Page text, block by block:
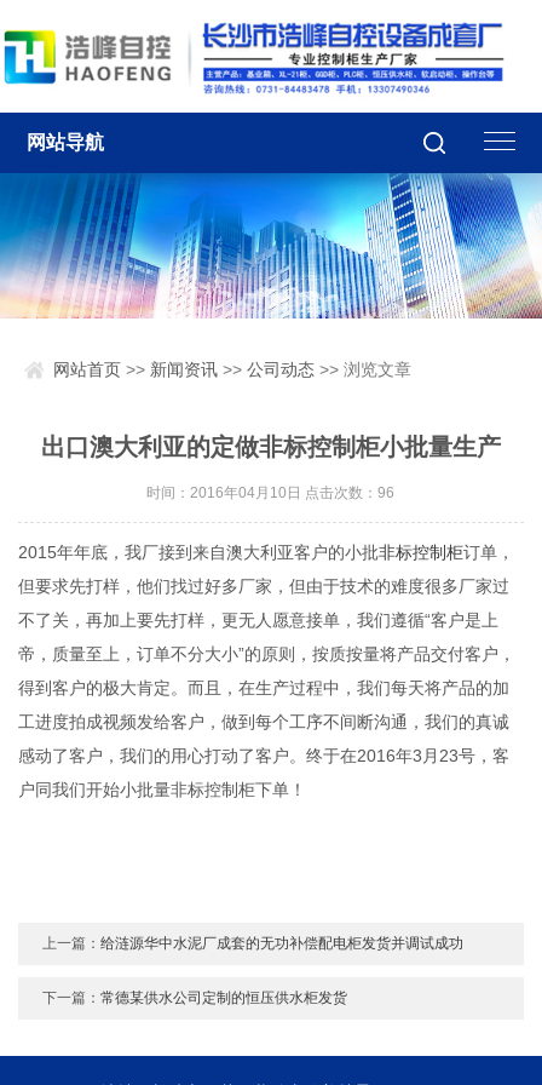
网站导航
网站首页 >> 新闻资讯 >>公司动态 >> 浏览文章
出口澳大利亚的定做非标控制柜小批量生产
时间：2016年04月10日 点击次数：96
2015年年底，我厂接到来自澳大利亚客户的小批非标控制柜订单，
但要求先打样，他们找过好多厂家，但由于技术的难度很多厂家过
不了关，再加上要先打样，更无人愿意接单，我们遵循“客户是上
帝，质量至上，订单不分大小”的原则，按质按量将产品交付客户，
得到客户的极大肯定。而且，在生产过程中，我们每天将产品的加
工进度拍成视频发给客户，做到每个工序不间断沟通，我们的真诚
感动了客户，我们的用心打动了客户。终于在2016年3月23号，客
户同我们开始小批量非标控制柜下单！
上一篇：给涟源华中水泥厂成套的无功补偿配电柜发货并调试成功
下一篇：常德某供水公司定制的恒压供水柜发货